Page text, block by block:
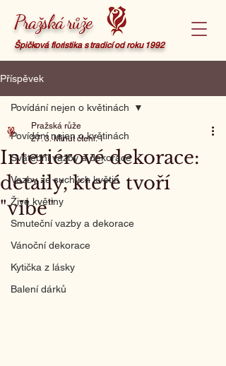
Pražská růže
Špičková floristika s tradicí od roku 1992
Příspěvek
Povídání nejen o květinách
Svatební vazby a dekorace
Vazby ze suchých květin
Živé květiny
Smuteční vazby a dekorace
Vánoční dekorace
Kytička z lásky
Balení dárků
Povídání nejen o květinách
Interiérové dekorace:
detaily, které tvoří
"vibe"
Pražská růže
27. 3. Minut čtení: 1